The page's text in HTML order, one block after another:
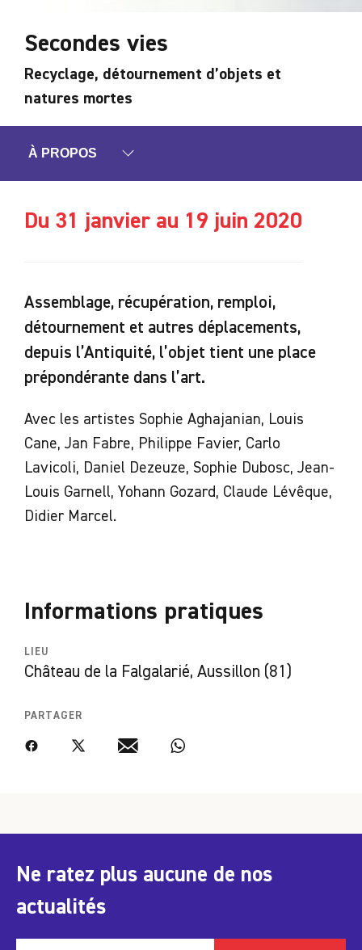
Secondes vies
Recyclage, détournement d’objets et
natures mortes
À PROPOS
Du 31 janvier au 19 juin 2020
Assemblage, récupération, remploi,
détournement et autres déplacements,
depuis l’Antiquité, l’objet tient une place
prépondérante dans l’art.
Avec les artistes Sophie Aghajanian, Louis
Cane, Jan Fabre, Philippe Favier, Carlo
Lavicoli, Daniel Dezeuze, Sophie Dubosc, Jean-
Louis Garnell, Yohann Gozard, Claude Lévêque,
Didier Marcel.
Informations pratiques
LIEU
Château de la Falgalarié, Aussillon (81)
PARTAGER
FacebookTwitter Email WhatsApp
Ne ratez plus aucune de nos
actualités